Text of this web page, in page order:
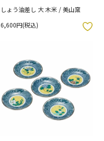
しょう油差し 大 木米 / 美山窯
6,600円(税込)